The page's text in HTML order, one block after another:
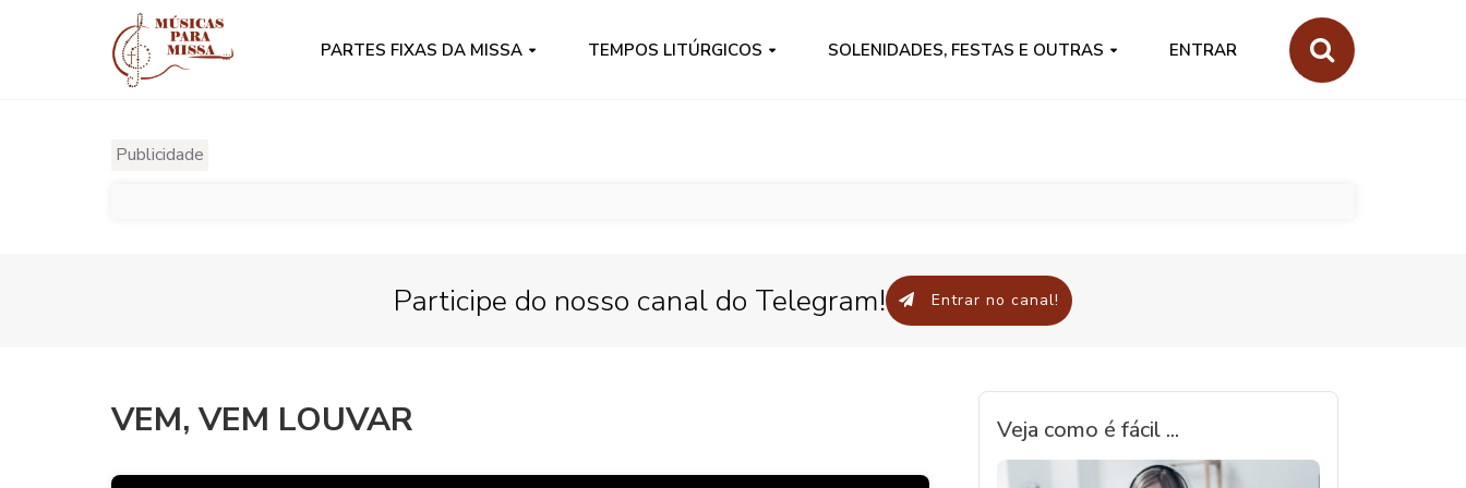
PARTES FIXAS DA MISSA TEMPOS LITÚRGICOS SOLENIDADES, FESTAS E OUTRAS ENTRAR
Publicidade
Participe do nosso canal do Telegram! Entrar no canal!
VEM, VEM LOUVAR Veja como é fácil ...